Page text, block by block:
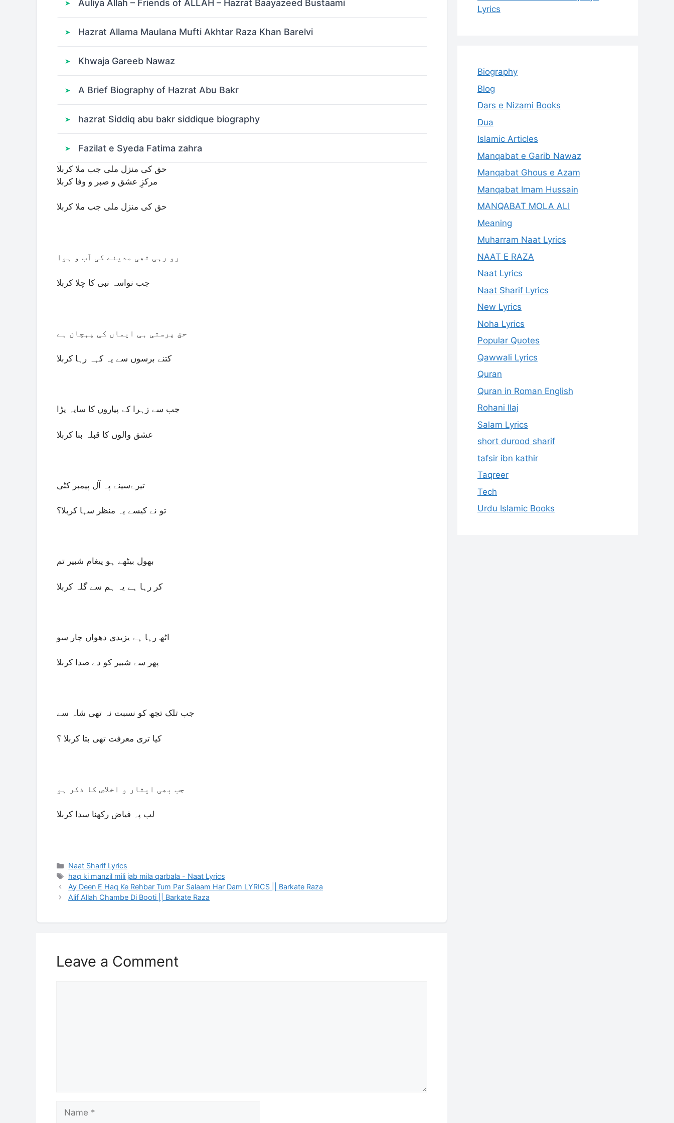
Auliya Allah – Friends of ALLAH – Hazrat Baayazeed Bustaami
Hazrat Allama Maulana Mufti Akhtar Raza Khan Barelvi
Khwaja Gareeb Nawaz
A Brief Biography of Hazrat Abu Bakr
hazrat Siddiq abu bakr siddique biography
Fazilat e Syeda Fatima zahra
حق کی منزل ملی جب ملا کربلا
مرکزِ عشق و صبر و وفا کربلا
حق کی منزل ملی جب ملا کربلا
رو رہی تھی مدینے کی آب و ہوا
جب نواسہ نبی کا چلا کربلا
حق پرستی ہی ایماں کی پہچان ہے
کتنے برسوں سے یہ کہہ رہا کربلا
جب سے زہرا کے پیاروں کا سایہ پڑا
عشق والوں کا قبلہ بنا کربلا
تیرےسینے پہ آل پیمبر کٹی
تو نے کیسے یہ منظر سہا کربلا؟
بھول بیٹھے ہو پیغام شبیر تم
کر رہا ہے یہ ہم سے گلہ کربلا
اٹھ رہا ہے یزیدی دھواں چار سو
پھر سے شبیر کو دے صدا کربلا
جب تلک تجھ کو نسبت نہ تھی شاہ سے
کیا تری معرفت تھی بتا کربلا ؟
جب بھی ایثار و اخلاص کا ذکر ہو
لب پہ فیاض رکھنا سدا کربلا
Categories
Naat Sharif Lyrics
Tags
haq ki manzil mili jab mila qarbala - Naat Lyrics
Ay Deen E Haq Ke Rehbar Tum Par Salaam Har Dam LYRICS || Barkate Raza
Alif Allah Chambe Di Booti || Barkate Raza
Leave a Comment
Name
Lyrics
Biography
Blog
Dars e Nizami Books
Dua
Islamic Articles
Manqabat e Garib Nawaz
Manqabat Ghous e Azam
Manqabat Imam Hussain
MANQABAT MOLA ALI
Meaning
Muharram Naat Lyrics
NAAT E RAZA
Naat Lyrics
Naat Sharif Lyrics
New Lyrics
Noha Lyrics
Popular Quotes
Qawwali Lyrics
Quran
Quran in Roman English
Rohani Ilaj
Salam Lyrics
short durood sharif
tafsir ibn kathir
Taqreer
Tech
Urdu Islamic Books